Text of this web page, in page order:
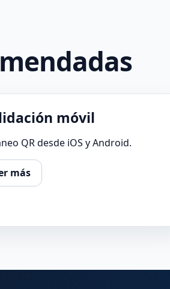
móvil
QR desde iOS y Android.
más